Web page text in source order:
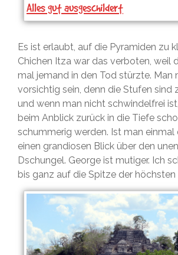
Alles gut ausgeschildert
Es ist erlaubt, auf die Pyramiden zu
Chichen Itza war das verboten, weil
mal jemand in den Tod stürzte. Man
vorsichtig sein, denn die Stufen sind
und wenn man nicht schwindelfrei
beim Anblick zurück in die Tiefe
schummerig werden. Ist man einmal
einen grandiosen Blick über den
Dschungel. George ist mutiger. Ich
bis ganz auf die Spitze der höchsten